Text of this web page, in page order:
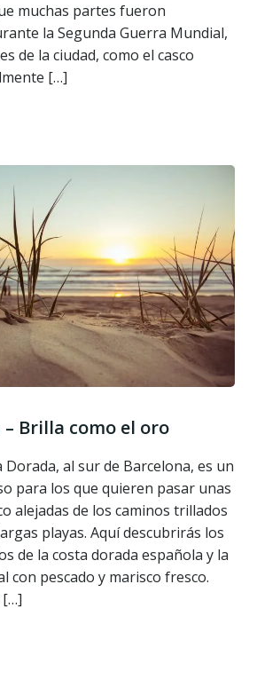
muchas partes fueron
la Segunda Guerra Mundial,
de la ciudad, como el casco
[…]
Brilla como el oro
Dorada, al sur de Barcelona, es un
para los que quieren pasar unas
alejadas de los caminos trillados
playas. Aquí descubrirás los
de la costa dorada española y la
con pescado y marisco fresco.
[…]